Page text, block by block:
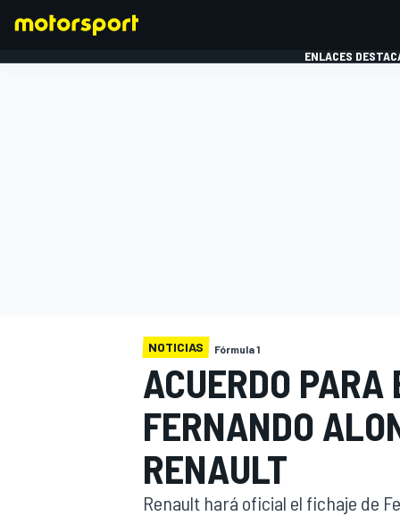
ENLACES
NOTICIAS Fórmula 1
ACUERDO PARA
FERNANDO
RENAULT
Renault hará oficial el fichaje de